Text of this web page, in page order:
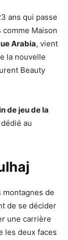
ans qui passe
Maison
Arabia, vient
la nouvelle
Beauty
de jeu de la
au
montagnes de
de se décider
une carrière
les deux faces